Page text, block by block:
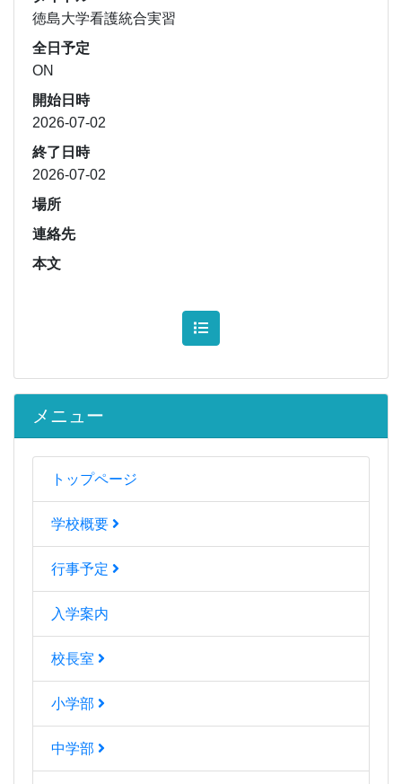
徳島大学看護統合実習
全日予定
ON
開始日時
2026-07-02
終了日時
2026-07-02
場所
連絡先
本文
メニュー
トップページ
学校概要
行事予定
入学案内
校長室
小学部
中学部